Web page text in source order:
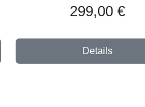
299,00 €
Details